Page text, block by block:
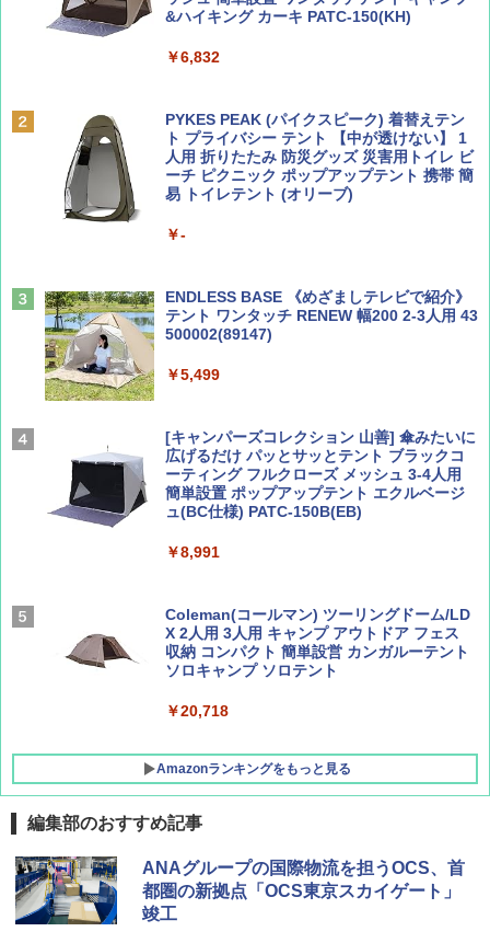
￥1,540
集】ボーイング110周年を祝して！
BE-PAL(ビ-パル) 2026年 9 月号【特別付録:
SOTO ミニマル"旅"財布 ランダム2種】
￥1,500
￥2,479
ァキア 2026～2027 地球の歩き方A ヨーロッ
￥2,277
新しい日本地理 地図・統計・移動から読み
解く (講談社現代新書)
￥1,540
&ハイキング カーキ PATC-150(KH)
￥6,832
PYKES PEAK (パイクスピーク) 着替えテン
ト プライバシー テント 【中が透けない】 1
人用 折りたたみ 防災グッズ 災害用トイレ ビ
ーチ ピクニック ポップアップテント 携帯 簡
易 トイレテント (オリーブ)
￥-
ENDLESS BASE 《めざましテレビで紹介》
テント ワンタッチ RENEW 幅200 2-3人用 43
500002(89147)
￥5,499
[キャンパーズコレクション 山善] 傘みたいに
広げるだけ パッとサッとテント ブラックコ
ーティング フルクローズ メッシュ 3-4人用
簡単設置 ポップアップテント エクルベージ
ュ(BC仕様) PATC-150B(EB)
￥8,991
Coleman(コールマン) ツーリングドーム/LD
X 2人用 3人用 キャンプ アウトドア フェス
収納 コンパクト 簡単設営 カンガルーテント
ソロキャンプ ソロテント
￥20,718
Amazonランキングをもっと見る
BUNDOK(バンドック)ソロ ドーム 1 EX BDK
-08EX カーキ ソロキャンプ ポリエステル フ
レーム テント
編集部のおすすめ記事
ANAグループの国際物流を担うOCS、首
都圏の新拠点「OCS東京スカイゲート」
竣工